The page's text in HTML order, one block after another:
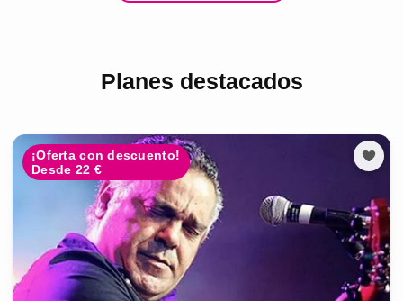
Planes destacados
¡Oferta con descuento!
Desde 22 €